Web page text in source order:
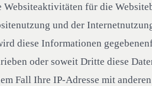
Websiteaktivitäten für die
und der
diese Informationen
oder soweit Dritte diese
Fall Ihre IP-Adresse mit